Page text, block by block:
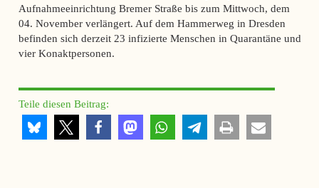
Aufnahmeeinrichtung Bremer Straße bis zum Mittwoch, dem
04. November verlängert. Auf dem Hammerweg in Dresden
befinden sich derzeit 23 infizierte Menschen in Quarantäne und
vier Konaktpersonen.
Teile diesen Beitrag: